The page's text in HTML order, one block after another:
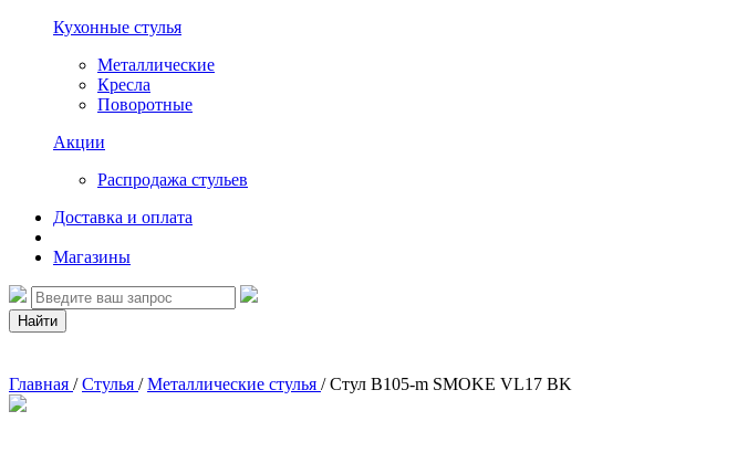
Кухонные стулья
Металлические
Кресла
Поворотные
Акции
Распродажа стульев
Доставка и оплата
Магазины
Найти
Главная / Стулья / Металлические стулья / Стул B105-m SMOKE VL17 BK